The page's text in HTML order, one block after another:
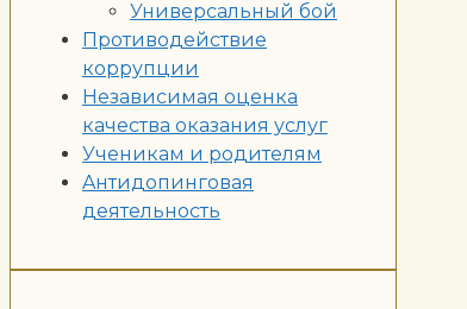
Универсальный бой
Противодействие
коррупции
Независимая оценка
качества оказания услуг
Ученикам и родителям
Aнтидопинговая
деятельность